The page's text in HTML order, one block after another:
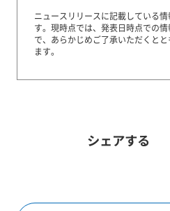
ニュースリリースに記載している
す。 現時点では、発表日時点での
で、あらかじめご了承いただくと
ます。
シェアする